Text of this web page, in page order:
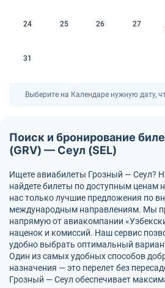
24 25 26 27
31
Выберите на Календаре нужную дату,
Поиск и бронирование
(GRV) — Сеул (SEL)
Ищете авиабилеты Грозный — Сеул?
найдете билеты по доступным ценам
нас только лучшие предложения по
международным направлениям. Мы
напрямую от авиакомпании
наценок и комиссий. Наш сервис
удобно выбрать оптимальный
Один из самых удобных способов
назначения — это перелет без
Грозный — Сеул обеспечивает